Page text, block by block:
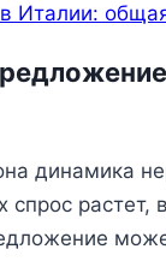
Италии:
динамика
спрос растет,